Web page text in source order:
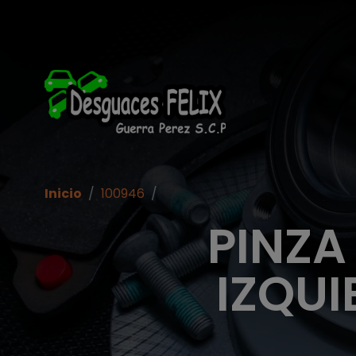
PINZA
Inicio / 100946 /